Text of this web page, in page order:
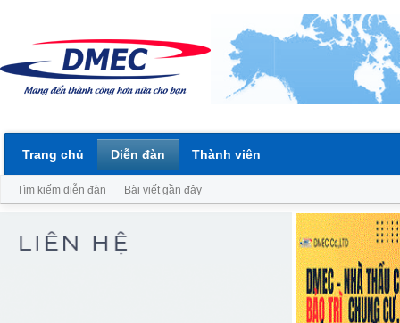
Trang chủ Diễn đàn
Tìm kiếm diễn đàn Bài viết gần đây
Thành viên